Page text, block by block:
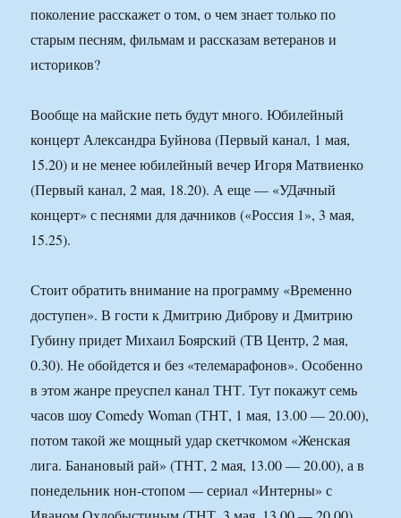
поколение расскажет о том, о чем знает только по
старым песням, фильмам и рассказам ветеранов и
историков?
Вообще на майские петь будут много. Юбилейный
концерт Александра Буйнова (Первый канал, 1 мая,
15.20) и не менее юбилейный вечер Игоря Матвиенко
(Первый канал, 2 мая, 18.20). А еще — «УДачный
концерт» с песнями для дачников («Россия 1», 3 мая,
15.25).
Стоит обратить внимание на программу «Временно
доступен». В гости к Дмитрию Диброву и Дмитрию
Губину придет Михаил Боярский (ТВ Центр, 2 мая,
0.30). Не обойдется и без «телемарафонов». Особенно
в этом жанре преуспел канал ТНТ. Тут покажут семь
часов шоу Comedy Woman (ТНТ, 1 мая, 13.00 — 20.00),
потом такой же мощный удар скетчкомом «Женская
лига. Банановый рай» (ТНТ, 2 мая, 13.00 — 20.00), а в
понедельник нон-стопом — сериал «Интерны» с